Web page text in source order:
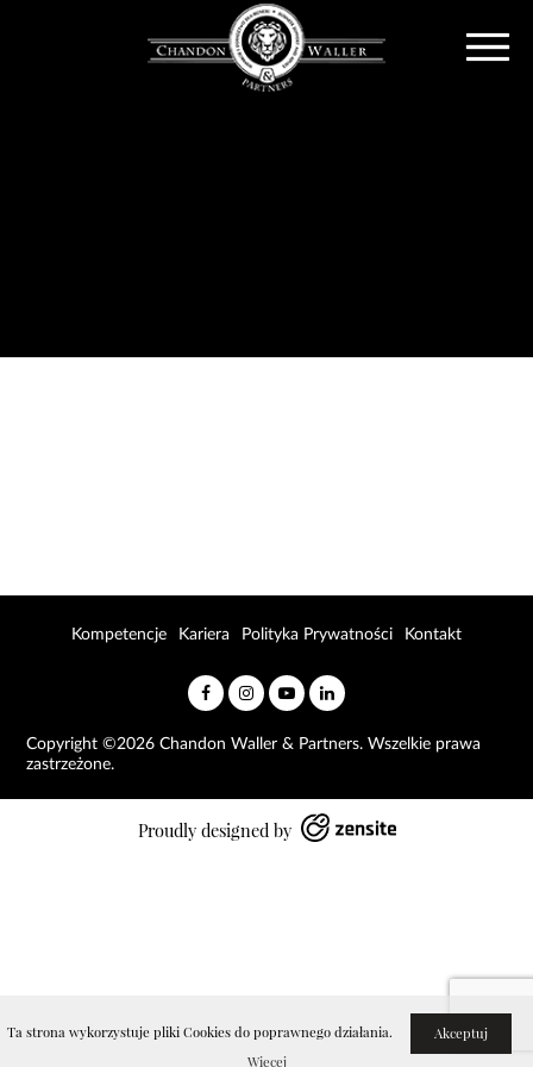
Ta strona wykorzystuje pliki Cookies do poprawnego działania.
Akceptuj
Więcej
Copyright ©2026 Chandon Waller & Partners. Wszelkie prawa
zastrzeżone.
Kompetencje Kariera Polityka Prywatności Kontakt
Proudly designed by